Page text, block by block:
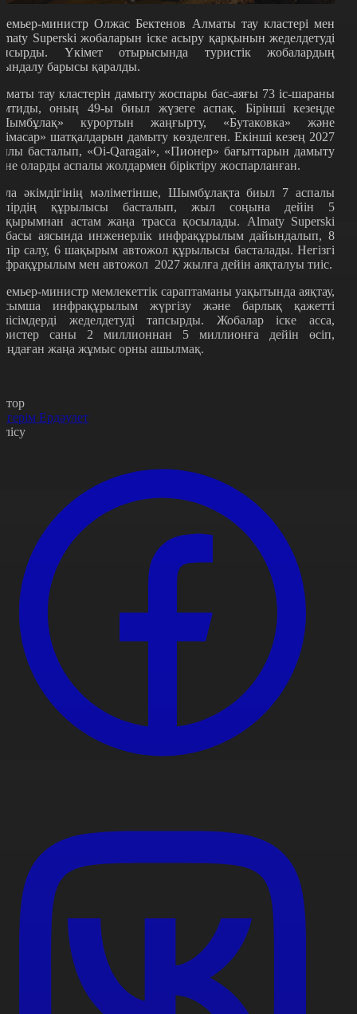
министр Олжас Бектенов Алматы тау кластері мен
Superski жобаларын іске асыру қарқынын жеделдетуді
Үкімет отырысында туристік жобалардың
барысы қаралды.
тау кластерін дамыту жоспары бас-аяғы 73 іс-шараны
оның 49-ы биыл жүзеге аспақ. Бірінші кезеңде
» курортын жаңғырту, «Бутаковка» және
»шатқалдарын дамыту көзделген. Екінші кезең 2027
басталып, «Oi-Qaragai», «Пионер» бағыттарын дамыту
оларды аспалы жолдармен біріктіру жоспарланған.
әкімдігінің мәліметінше, Шымбұлақта биыл 7 аспалы
құрылысы басталып, жыл соңына дейін 5
астам жаңа трасса қосылады. Almaty Superski
аясында инженерлік инфрақұрылым дайындалып, 8
салу, 6 шақырым автожол құрылысы басталады. Негізгі
мен автожол 2027 жылға дейін аяқталуы тиіс.
министр мемлекеттік сараптаманы уақытында аяқтау,
инфрақұрылым жүргізу және барлық қажетті
жеделдетуді тапсырды. Жобалар іске асса,
саны 2 миллионнан 5 миллионға дейін өсіп,
жаңа жұмыс орны ашылмақ.
Ердәулет